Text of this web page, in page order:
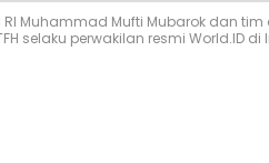
RI Muhammad Mufti Mubarok dan
selaku perwakilan resmi World.ID